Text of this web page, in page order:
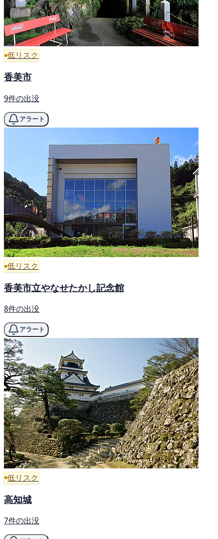
低リスク
香美市
9件の出没
アラート
低リスク
香美市立やなせたかし記念館
8件の出没
アラート
低リスク
高知城
7件の出没